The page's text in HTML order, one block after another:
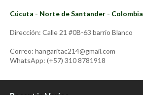
Cúcuta - Norte de Santander - Colombia
Dirección: Calle 21 #0B-63 barrio Blanco
Correo: hangaritac214@gmail.com
WhatsApp: (+57) 310 8781918